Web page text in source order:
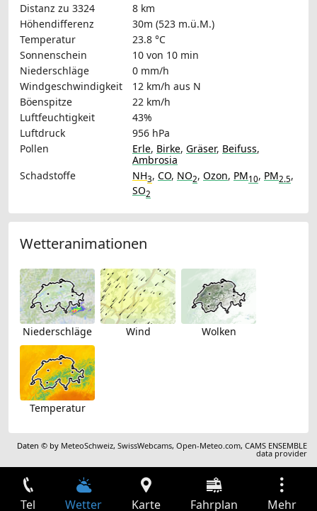
Distanz zu 3324
8 km
Höhendifferenz
30m (523 m.ü.M.)
Temperatur
23.8 °C
Sonnenschein
10 von 10 min
Niederschläge
0 mm/h
Windgeschwindigkeit
12 km/h aus N
Böenspitze
22 km/h
Luftfeuchtigkeit
43%
Luftdruck
956 hPa
Pollen
Erle, Birke, Gräser, Beifuss,
Ambrosia
Schadstoffe
NH3, CO, NO2, Ozon, PM10, PM2.5,
SO2
Wetteranimationen
Niederschläge Wind Wolken
Temperatur
Daten © by MeteoSchweiz,SwissWebcams,Open-Meteo.com,CAMS ENSEMBLE
data provider
Tel Wetter Karte Fahrplan Mehr